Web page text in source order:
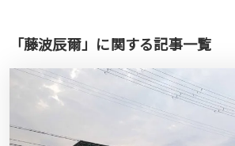
「藤波辰爾」に関する記事一覧